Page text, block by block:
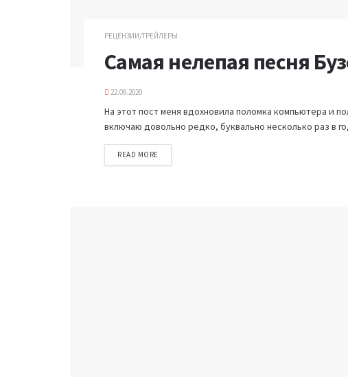
РЕЦЕНЗИИ/ТРЕЙЛЕРЫ
Самая нелепая песня
22.09.2020
На этот пост меня вдохновила поломка компьютера и
включаю довольно редко, буквально несколько раз в
READ MORE